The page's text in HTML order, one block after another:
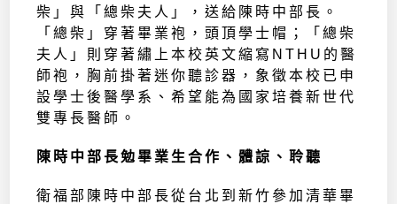
柴」與「總柴夫人」，送給陳時中部長。
「總柴」穿著畢業袍，頭頂學士帽；「總柴
夫人」則穿著繡上本校英文縮寫NTHU的醫
師袍，胸前掛著迷你聽診器，象徵本校已申
設學士後醫學系、希望能為國家培養新世代
雙專長醫師。
陳時中部長勉畢業生合作、體諒、聆聽
衛福部陳時中部長從台北到新竹參加清華畢